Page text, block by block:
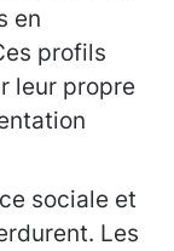
en
profils
leur propre
sociale et
Les